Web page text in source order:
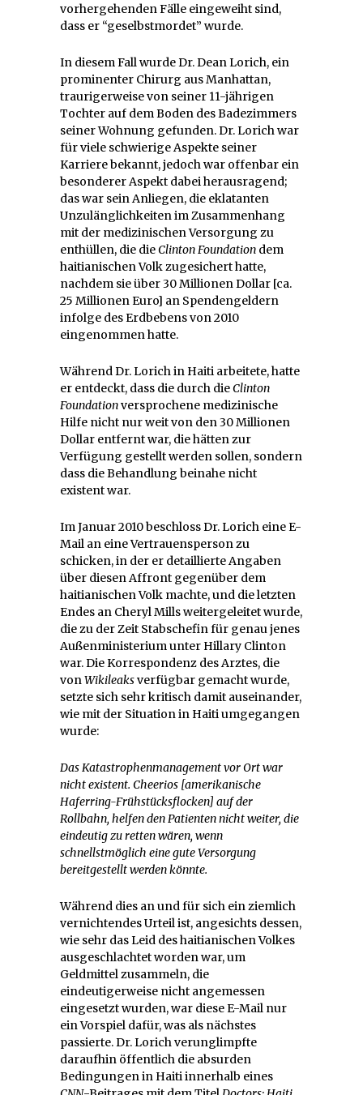
vorhergehenden Fälle eingeweiht sind,
dass er “geselbstmordet” wurde.
In diesem Fall wurde Dr. Dean Lorich, ein
prominenter Chirurg aus Manhattan,
traurigerweise von seiner 11-jährigen
Tochter auf dem Boden des Badezimmers
seiner Wohnung gefunden. Dr. Lorich war
für viele schwierige Aspekte seiner
Karriere bekannt, jedoch war offenbar ein
besonderer Aspekt dabei herausragend;
das war sein Anliegen, die eklatanten
Unzulänglichkeiten im Zusammenhang
mit der medizinischen Versorgung zu
enthüllen, die dieClinton Foundation dem
haitianischen Volk zugesichert hatte,
nachdem sie über 30 Millionen Dollar [ca.
25 Millionen Euro] an Spendengeldern
infolge des Erdbebens von 2010
eingenommen hatte.
Während Dr. Lorich in Haiti arbeitete, hatte
er entdeckt, dass die durch dieClinton
Foundationversprochene medizinische
Hilfe nicht nur weit von den 30 Millionen
Dollar entfernt war, die hätten zur
Verfügung gestellt werden sollen, sondern
dass die Behandlung beinahe nicht
existent war.
Im Januar 2010 beschloss Dr. Lorich eine E-
Mail an eine Vertrauensperson zu
schicken, in der er detaillierte Angaben
über diesen Affront gegenüber dem
haitianischen Volk machte, und die letzten
Endes an Cheryl Mills weitergeleitet wurde,
die zu der Zeit Stabschefin für genau jenes
Außenministerium unter Hillary Clinton
war. Die Korrespondenz des Arztes, die
vonWikileaksverfügbar gemacht wurde,
setzte sich sehr kritisch damit auseinander,
wie mit der Situation in Haiti umgegangen
wurde:
Das Katastrophenmanagement vor Ort war
nicht existent. Cheerios [amerikanische
Haferring-Frühstücksflocken] auf der
Rollbahn, helfen den Patienten nicht weiter, die
eindeutig zu retten wären, wenn
schnellstmöglich eine gute Versorgung
bereitgestellt werden könnte.
Während dies an und für sich ein ziemlich
vernichtendes Urteil ist, angesichts dessen,
wie sehr das Leid des haitianischen Volkes
ausgeschlachtet worden war, um
Geldmittel zusammeln, die
eindeutigerweise nicht angemessen
eingesetzt wurden, war diese E-Mail nur
ein Vorspiel dafür, was als nächstes
passierte. Dr. Lorich verunglimpfte
daraufhin öffentlich die absurden
Bedingungen in Haiti innerhalb eines